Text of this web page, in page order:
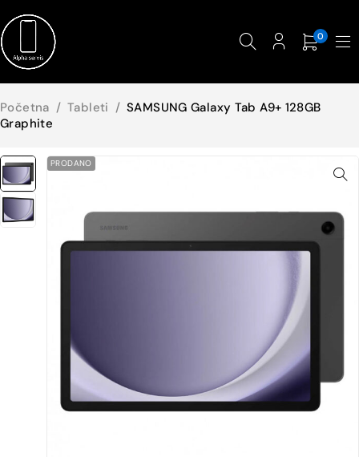
0
Početna / Tableti / SAMSUNG Galaxy Tab A9+ 128GB
Graphite
PRODANO